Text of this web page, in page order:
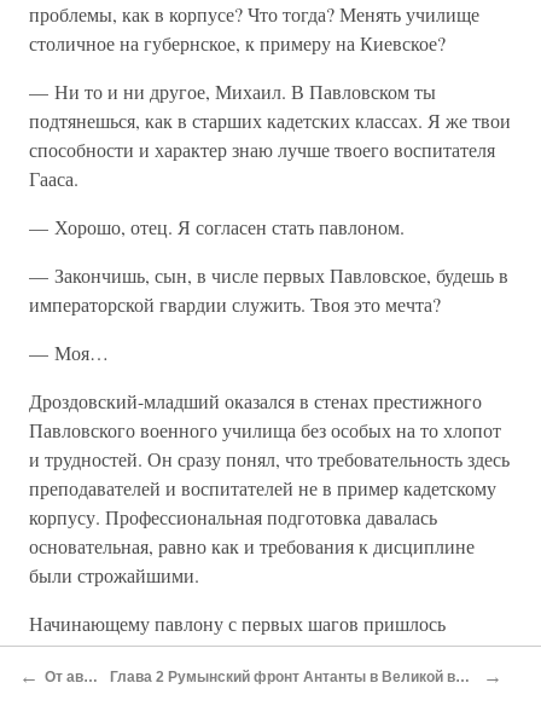
проблемы, как в корпусе? Что тогда? Менять училище
столичное на губернское, к примеру на Киевское?
— Ни то и ни другое, Михаил. В Павловском ты
подтянешься, как в старших кадетских классах. Я же твои
способности и характер знаю лучше твоего воспитателя
Гааса.
— Хорошо, отец. Я согласен стать павлоном.
— Закончишь, сын, в числе первых Павловское, будешь в
императорской гвардии служить. Твоя это мечта?
— Моя…
Дроздовский-младший оказался в стенах престижного
Павловского военного училища без особых на то хлопот
и трудностей. Он сразу понял, что требовательность здесь
преподавателей и воспитателей не в пример кадетскому
корпусу. Профессиональная подготовка давалась
основательная, равно как и требования к дисциплине
были строжайшими.
Начинающему павлону с первых шагов пришлось
столкнуться со своим упрямством и, казалось бы,
излишней энергией, которую он порой выплескивал
← От автора Глава 2 Румынский фронт Антанты в Великой войне. Развал Армии →